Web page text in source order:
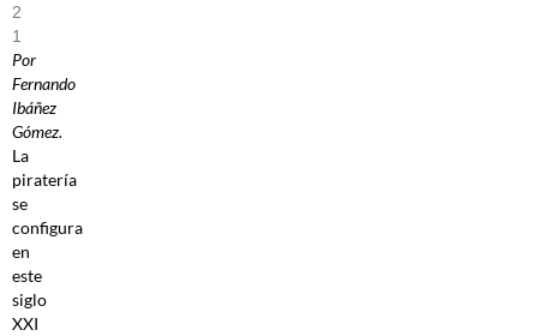
2
1
Por
Fernando
Ibáñez
Gómez.
La
piratería
se
configura
en
este
siglo
XXI